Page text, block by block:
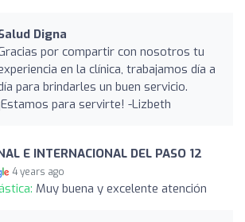
Digna
por compartir con nosotros tu
en la clínica, trabajamos día a
para brindarles un buen servicio.
para servirte! -Lizbeth
E INTERNACIONAL DEL PASO 12
4 years ago
Muy buena y excelente atención